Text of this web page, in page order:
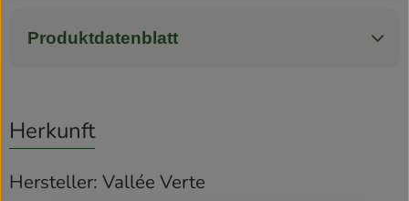
Produktdatenblatt
Herkunft
Hersteller: Vallée Verte